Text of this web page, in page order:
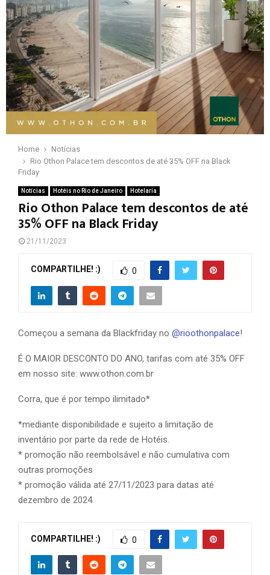
Home
Notícias
Rio Othon Palace tem descontos de até 35% OFF na Black
Friday
Notícias Hotéis no Rio de Janeiro Hotelaria
Rio Othon Palace tem descontos de até
35% OFF na Black Friday
21/11/2023
COMPARTILHE! :) 0
Começou a semana da Blackfriday no @rioothonpalace!
É O MAIOR DESCONTO DO ANO, tarifas com até 35% OFF
em nosso site: www.othon.com.br
Corra, que é por tempo ilimitado*
*mediante disponibilidade e sujeito a limitação de
inventário por parte da rede de Hotéis.
* promoção não reembolsável e não cumulativa com
outras promoções
* promoção válida até 27/11/2023 para datas até
dezembro de 2024.
COMPARTILHE! :) 0